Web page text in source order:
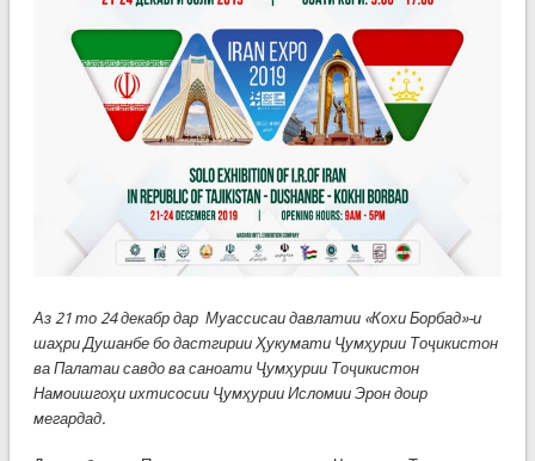
Аз 21 то 24 декабр дар Муассисаи давлатии «Кохи Борбад»-и
шаҳри Душанбе бо дастгирии Ҳукумати Ҷумҳурии Тоҷикистон
ва Палатаи савдо ва саноати Ҷумҳурии Тоҷикистон
Намоишгоҳи ихтисосии Ҷумҳурии Исломии Эрон доир
мегардад.